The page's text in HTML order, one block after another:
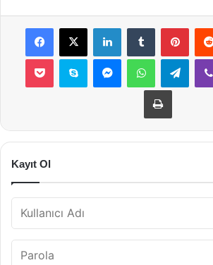
Facebook
X LinkedInTumblr
Pocket Skype MessengerWhatsApp
Yazdır
Kayıt Ol